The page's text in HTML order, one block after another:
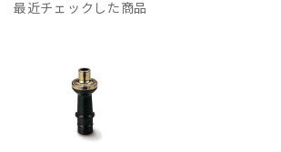
最近チェックした商品